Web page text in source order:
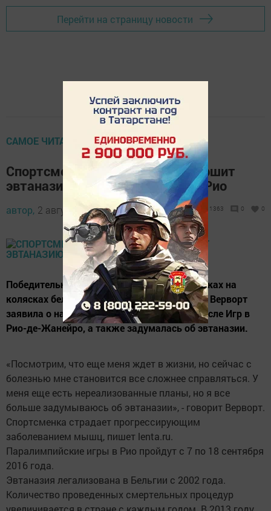
Перейти на страницу новости
САМОЕ ЧИТАЕМОЕ
Спортсменка заявила, что совершит
эвтаназию после Олимпиады в Рио
автор, 2 августа 2016 - 07:49 1363 0 0
Победительница Паралимпиады-2012 в гонках на
колясках бельгийская спортсменка Марике Верворт
заявила о намерении завершить карьеру после Игр в
Рио-де-Жанейро, а также задумалась об эвтаназии.
«Посмотрим, что еще меня ждет в жизни, но сейчас с
болезнью мне становится все сложнее справляться. У
меня еще есть нереализованные планы, но я все
больше задумываюсь об эвтаназии», - говорит Верворт.
Спортсменка страдает прогрессирующим
заболеванием мышц, пишет lenta.ru.
Паралимпийские игры в Рио пройдут с 7 по 18 сентября
2016 года.
Эвтаназия легализована в Бельгии с 2002 года.
Количество проведенных смертельных процедур